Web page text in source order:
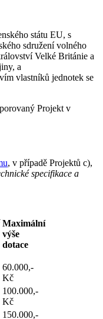
státu EU, s
sdružení volného
Velké Británie a
a
vlastníků jednotek se
Projekt v
, v případě Projektů c),
specifikace a
Maximální
výše
dotace
60.000,-
Kč
100.000,-
Kč
150.000,-